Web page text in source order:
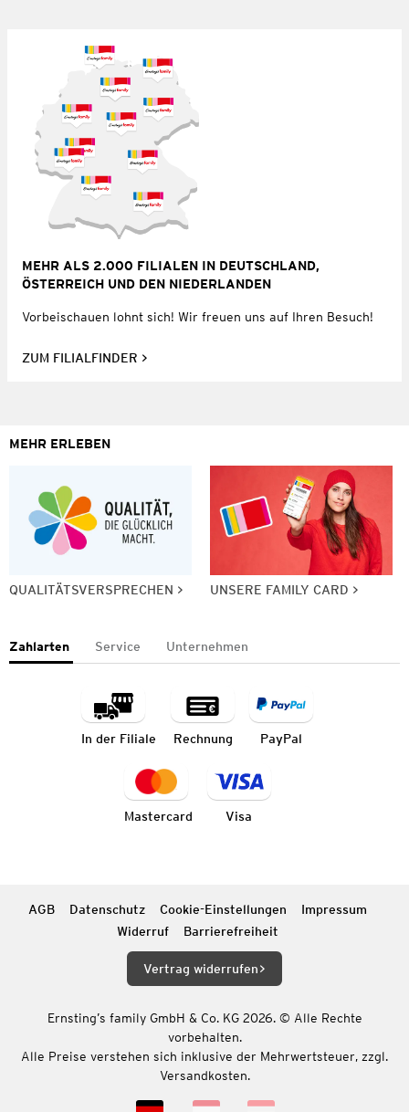
MEHR ALS 2.000 FILIALEN IN DEUTSCHLAND,
ÖSTERREICH UND DEN NIEDERLANDEN
Vorbeischauen lohnt sich! Wir freuen uns auf Ihren Besuch!
ZUM FILIALFINDER
MEHR ERLEBEN
QUALITÄTSVERSPRECHEN UNSERE FAMILY CARD
Zahlarten Service Unternehmen
In der Filiale Rechnung PayPal
Mastercard Visa
AGB Datenschutz Cookie-Einstellungen
Impressum
Widerruf
Barrierefreiheit
Vertrag widerrufen
Ernsting’s family GmbH & Co. KG 2026. © Alle Rechte
vorbehalten.
Alle Preise verstehen sich inklusive der Mehrwertsteuer, zzgl.
Versandkosten.